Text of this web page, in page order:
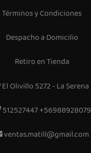
Términos y Condiciones
Despacho a Domicilio
Retiro en Tienda
El Olivillo 5272 - La Serena
512527447 +56988928079
ventas.matill@gmail.com